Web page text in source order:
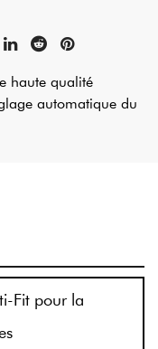
haute qualité
automatique du
Fit pour la